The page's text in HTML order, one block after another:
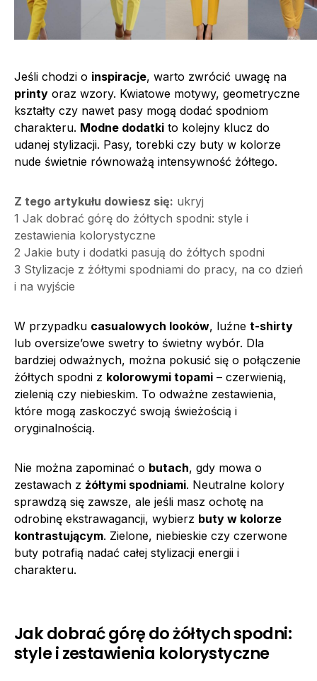
Jeśli chodzi o inspiracje, warto zwrócić uwagę na
printy oraz wzory. Kwiatowe motywy, geometryczne
kształty czy nawet pasy mogą dodać spodniom
charakteru. Modne dodatki to kolejny klucz do
udanej stylizacji. Pasy, torebki czy buty w kolorze
nude świetnie równoważą intensywność żółtego.
Z tego artykułu dowiesz się: ukryj
1 Jak dobrać górę do żółtych spodni: style i
zestawienia kolorystyczne
2 Jakie buty i dodatki pasują do żółtych spodni
3 Stylizacje z żółtymi spodniami do pracy, na co dzień
i na wyjście
W przypadku casualowych looków, luźne t-shirty
lub oversize’owe swetry to świetny wybór. Dla
bardziej odważnych, można pokusić się o połączenie
żółtych spodni z kolorowymi topami – czerwienią,
zielenią czy niebieskim. To odważne zestawienia,
które mogą zaskoczyć swoją świeżością i
oryginalnością.
Nie można zapominać o butach, gdy mowa o
zestawach z żółtymi spodniami. Neutralne kolory
sprawdzą się zawsze, ale jeśli masz ochotę na
odrobinę ekstrawagancji, wybierz buty w kolorze
kontrastującym. Zielone, niebieskie czy czerwone
buty potrafią nadać całej stylizacji energii i
charakteru.
Jak dobrać górę do żółtych spodni:
style i zestawienia kolorystyczne